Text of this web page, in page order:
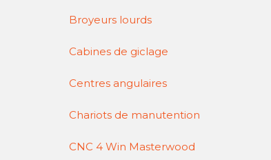
Broyeurs lourds
Cabines de giclage
Centres angulaires
Chariots de manutention
CNC 4 Win Masterwood